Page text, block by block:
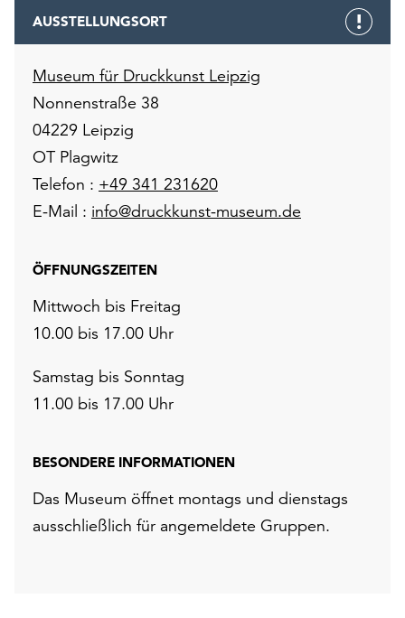
AUSSTELLUNGSORT
Museum für Druckkunst Leipzig
Nonnenstraße 38
04229 Leipzig
OT Plagwitz
Telefon : +49 341 231620
E-Mail : info@druckkunst-museum.de
ÖFFNUNGSZEITEN
Mittwoch bis Freitag
10.00 bis 17.00 Uhr
Samstag bis Sonntag
11.00 bis 17.00 Uhr
BESONDERE INFORMATIONEN
Das Museum öffnet montags und dienstags
ausschließlich für angemeldete Gruppen.